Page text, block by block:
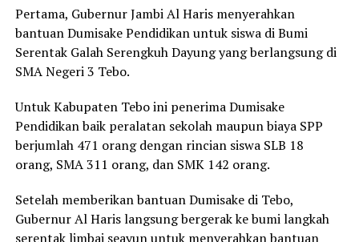
Pertama, Gubernur Jambi Al Haris menyerahkan
bantuan Dumisake Pendidikan untuk siswa di Bumi
Serentak Galah Serengkuh Dayung yang berlangsung di
SMA Negeri 3 Tebo.
Untuk Kabupaten Tebo ini penerima Dumisake
Pendidikan baik peralatan sekolah maupun biaya SPP
berjumlah 471 orang dengan rincian siswa SLB 18
orang, SMA 311 orang, dan SMK 142 orang.
Setelah memberikan bantuan Dumisake di Tebo,
Gubernur Al Haris langsung bergerak ke bumi langkah
serentak limbai seayun untuk menyerahkan bantuan